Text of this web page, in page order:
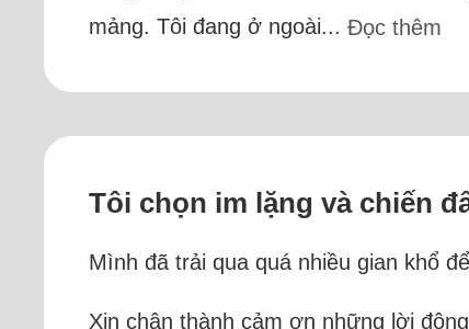
mảng. Tôi đang ở ngoài... Đọc thêm
Tôi chọn im lặng và chiến
Mình đã trải qua quá nhiều gian khổ
Xin chân thành cảm ơn những lời